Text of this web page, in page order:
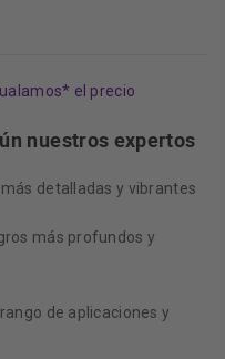
el precio
nuestros expertos
detalladas y vibrantes
más profundos y
de aplicaciones y